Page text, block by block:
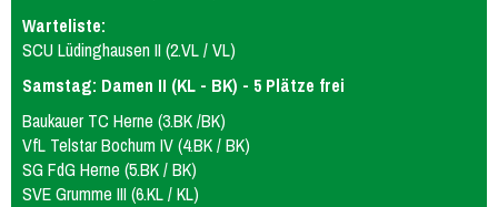
Warteliste:
SCU Lüdinghausen II (2.VL / VL)
Samstag: Damen II (KL - BK) - 5 Plätze frei
Baukauer TC Herne (3.BK /BK)
VfL Telstar Bochum IV (4.BK / BK)
SG FdG Herne (5.BK / BK)
SVE Grumme III (6.KL / KL)